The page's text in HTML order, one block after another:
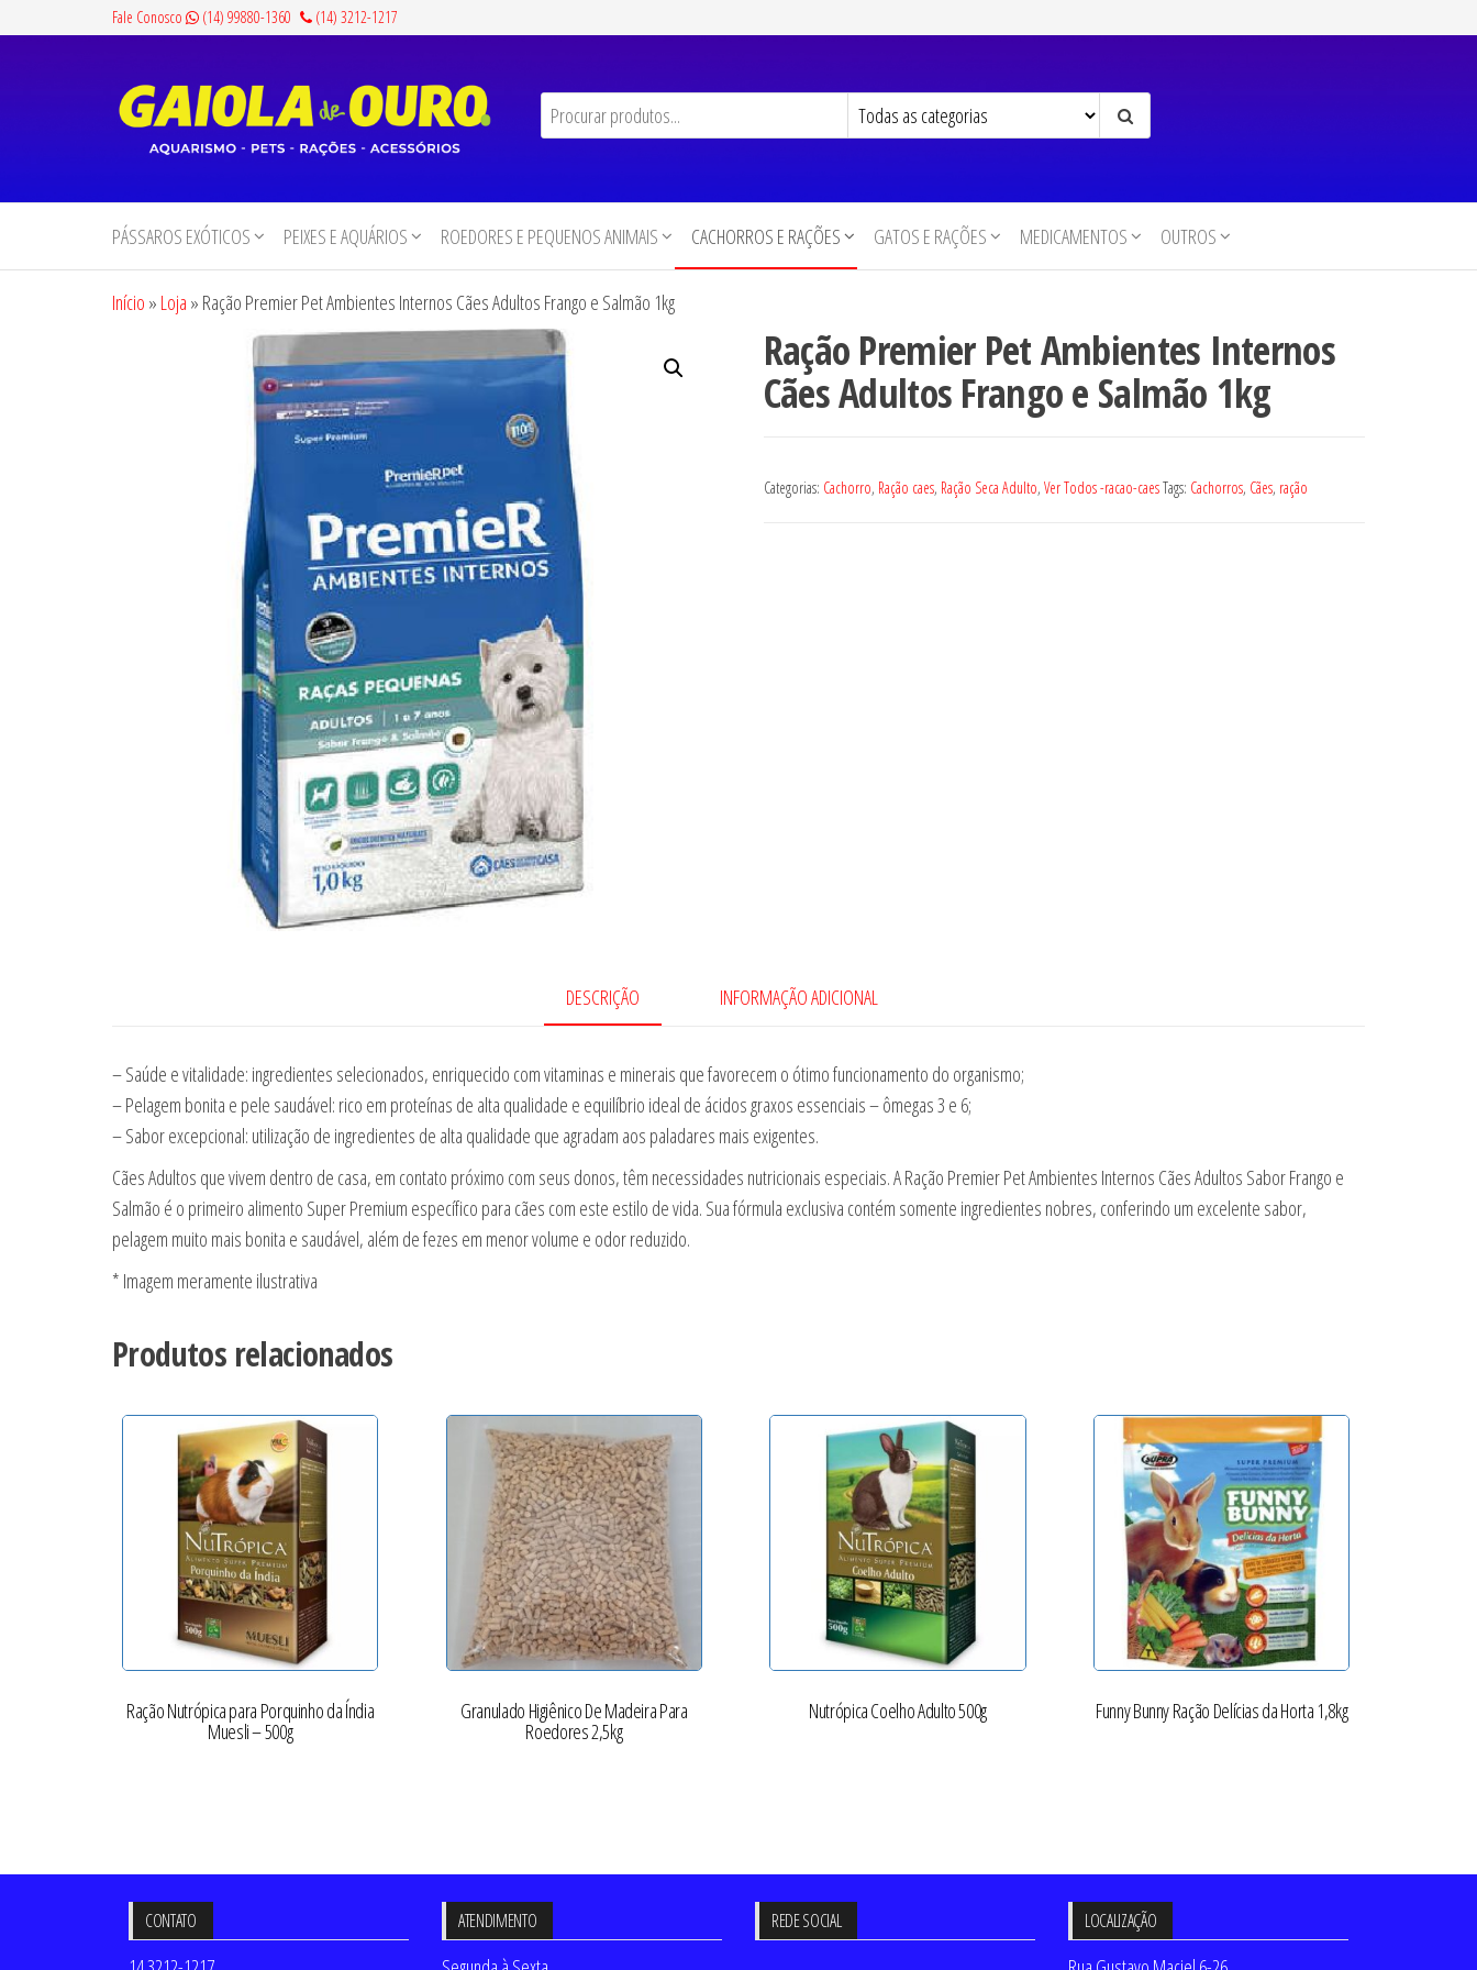
Fale Conosco (14) 99880-1360 (14) 3212-1217
de
Ouro
Pets,
Rações e
PÁSSAROS EXÓTICOS PEIXES E AQUÁRIOS ROEDORES E PEQUENOS ANIMAIS CACHORROS E RAÇÕES GATOS E RAÇÕES MEDICAMENTOS OUTROS
Início » Loja » Ração Premier Pet Ambientes Internos Cães Adultos Frango e Salmão 1kg
Ração Premier Pet Ambientes Internos
Cães Adultos Frango e Salmão 1kg
Categorias: Cachorro, Ração caes, Ração Seca Adulto, Ver Todos -racao-caesTags: Cachorros, Cães, ração
DESCRIÇÃO INFORMAÇÃO ADICIONAL
– Saúde e vitalidade: ingredientes selecionados, enriquecido com vitaminas e minerais que favorecem o ótimo funcionamento do organismo;
– Pelagem bonita e pele saudável: rico em proteínas de alta qualidade e equilíbrio ideal de ácidos graxos essenciais – ômegas 3 e 6;
– Sabor excepcional: utilização de ingredientes de alta qualidade que agradam aos paladares mais exigentes.
Cães Adultos que vivem dentro de casa, em contato próximo com seus donos, têm necessidades nutricionais especiais. A Ração Premier Pet Ambientes Internos Cães Adultos Sabor Frango e
Salmão é o primeiro alimento Super Premium específico para cães com este estilo de vida. Sua fórmula exclusiva contém somente ingredientes nobres, conferindo um excelente sabor,
pelagem muito mais bonita e saudável, além de fezes em menor volume e odor reduzido.
* Imagem meramente ilustrativa
Produtos relacionados
Ração Nutrópica para Porquinho da Índia
Muesli – 500g
Granulado Higiênico De Madeira Para
Roedores 2,5kg
Nutrópica Coelho Adulto 500g Funny Bunny Ração Delícias da Horta 1,8kg
CONTATO ATENDIMENTO REDE SOCIAL LOCALIZAÇÃO